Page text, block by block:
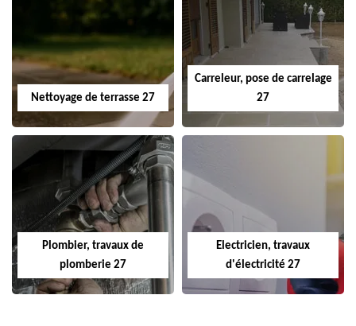
Nettoyage de terrasse 27
Carreleur, pose de carrelage
27
Plombier, travaux de
plomberie 27
Electricien, travaux
d'électricité 27